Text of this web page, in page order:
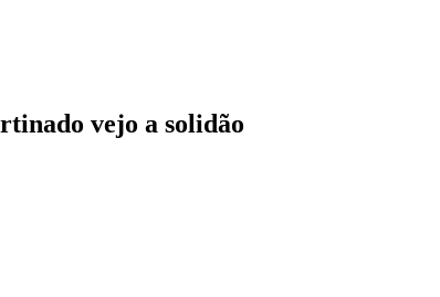
vejo a solidão